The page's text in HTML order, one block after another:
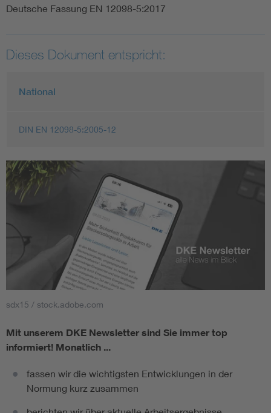
Deutsche Fassung EN 12098-5:2017
Dieses Dokument entspricht:
National
DIN EN 12098-5:2005-12
sdx15 / stock.adobe.com
Mit unserem DKE Newsletter sind Sie immer top
informiert! Monatlich ...
fassen wir die wichtigsten Entwicklungen in der
Normung kurz zusammen